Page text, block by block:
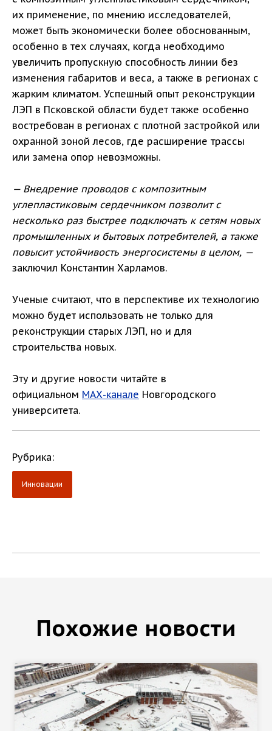
их применение, по мнению исследователей,
может быть экономически более обоснованным,
особенно в тех случаях, когда необходимо
увеличить пропускную способность линии без
изменения габаритов и веса, а также в регионах с
жарким климатом. Успешный опыт реконструкции
ЛЭП в Псковской области будет также особенно
востребован в регионах с плотной застройкой или
охранной зоной лесов, где расширение трассы
или замена опор невозможны.
— Внедрение проводов с композитным
углепластиковым сердечником позволит с
несколько раз быстрее подключать к сетям новых
промышленных и бытовых потребителей, а также
повысит устойчивость энергосистемы в целом, —
заключил Константин Харламов.
Ученые считают, что в перспективе их технологию
можно будет использовать не только для
реконструкции старых ЛЭП, но и для
строительства новых.
Эту и другие новости читайте в
официальном МАХ-канале Новгородского
университета.
Рубрика:
Инновации
Похожие новости